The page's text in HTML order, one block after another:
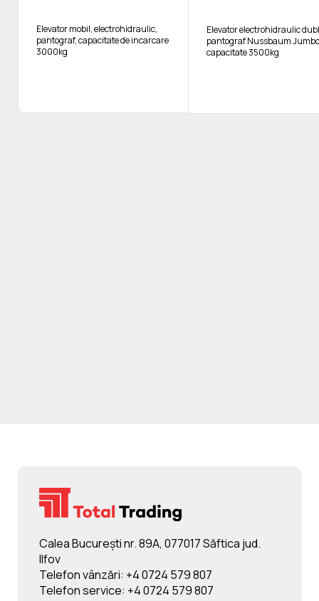
Elevator mobil, electrohidraulic,
pantograf, capacitate de incarcare
3000kg
Elevator electrohidraulic
pantograf Nussbaum
capacitate 3500kg
Calea Bucureşti nr. 89A, 077017 Săftica jud.
Ilfov
Telefon vânzări: +4 0724 579 807
Telefon service: +4 0724 579 807